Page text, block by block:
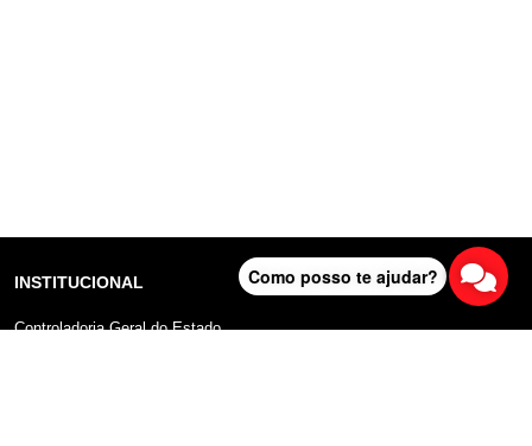
INSTITUCIONAL
Controladoria Geral do Estado
Como posso te ajudar?